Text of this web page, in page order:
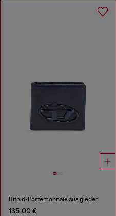
Bifold-Portemonnaie aus gleder
185,00 €